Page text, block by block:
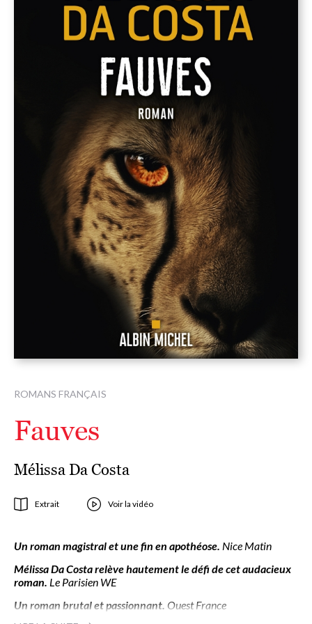
ROMANS FRANÇAIS
Fauves
Mélissa Da Costa
Extrait Voir la vidéo
Un roman magistral et une fin en apothéose. Nice Matin
Mélissa Da Costa relève hautement le défi de cet audacieux
roman. Le Parisien WE
Un roman brutal et passionnant. Ouest France